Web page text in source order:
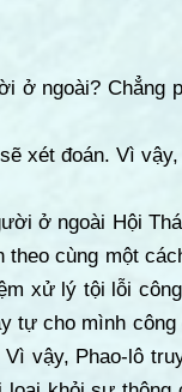
ở ngoài? Chẳng
xét đoán. Vì
ở ngoài Hội
theo cùng một
xử lý tội lỗi
tự cho mình
vậy, Phao-lô